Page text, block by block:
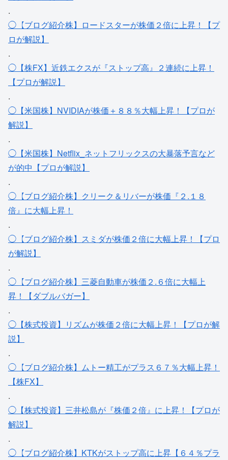
.
◯【ブログ紹介株】ロードスターが株価２倍に上昇！【プ
ロが解説】
.
◯【株FX】近鉄エクスが『ストップ高』２連続に上昇！
【プロが解説】
.
◯【米国株】NVIDIAが株価＋８８％大幅上昇！【プロが
解説】
.
◯【米国株】Netflix_ネットフリックスの大暴落予言など
が的中【プロが解説】
.
◯【ブログ紹介株】クリーク＆リバーが株価『２.１８
倍』に大幅上昇！
.
◯【ブログ紹介株】スミダが株価２倍に大幅上昇！【プロ
が解説】
.
◯【ブログ紹介株】三菱自動車が株価２.６倍に大幅上
昇！【ダブルバガー】
.
◯【株式投資】リズムが株価２倍に大幅上昇！【プロが解
説】
.
◯【ブログ紹介株】ムトー精工がプラス６７％大幅上昇！
【株FX】
.
◯【株式投資】三井松島が『株価２倍』に上昇！【プロが
解説】
.
◯【ブログ紹介株】KTKがストップ高に上昇【６４％プラ